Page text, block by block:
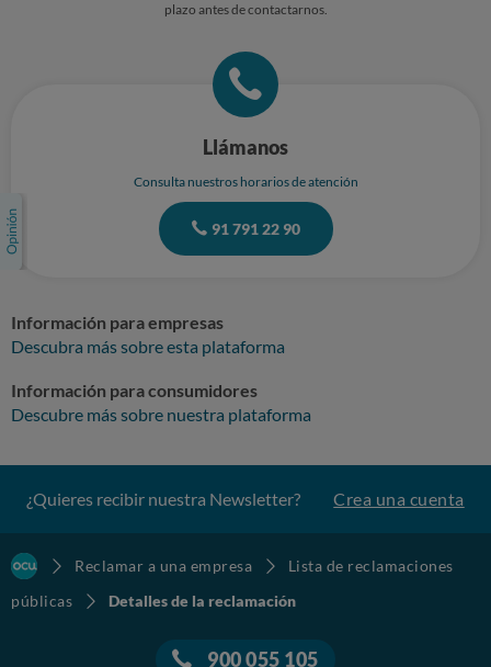
plazo antes de contactarnos.
Llámanos
Consulta nuestros horarios de atención
91 791 22 90
Información para empresas
Descubra más sobre esta plataforma
Información para consumidores
Descubre más sobre nuestra plataforma
¿Quieres recibir nuestra Newsletter? Crea una cuenta
Reclamar a una empresa
Lista de reclamaciones
públicas
Detalles de la reclamación
900 055 105